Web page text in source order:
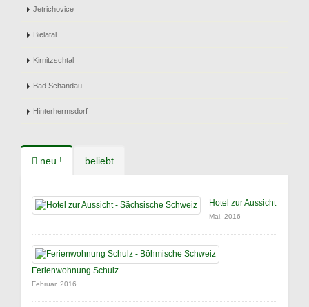
Jetrichovice
Bielatal
Kirnitzschtal
Bad Schandau
Hinterhermsdorf
neu ! beliebt
Hotel zur Aussicht
Mai, 2016
Ferienwohnung Schulz
Februar, 2016